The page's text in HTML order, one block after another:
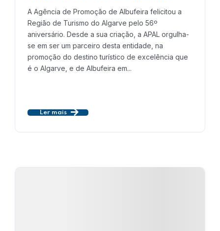
A Agência de Promoção de Albufeira felicitou a
Região de Turismo do Algarve pelo 56º
aniversário. Desde a sua criação, a APAL orgulha-
se em ser um parceiro desta entidade, na
promoção do destino turístico de excelência que
é o Algarve, e de Albufeira em...
Ler mais